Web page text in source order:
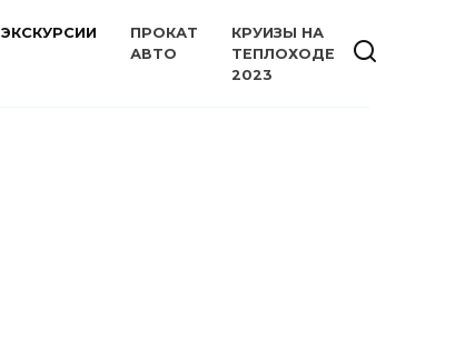
ЭКСКУРСИИ
ПРОКАТ
АВТО
КРУИЗЫ НА
ТЕПЛОХОДЕ
2023